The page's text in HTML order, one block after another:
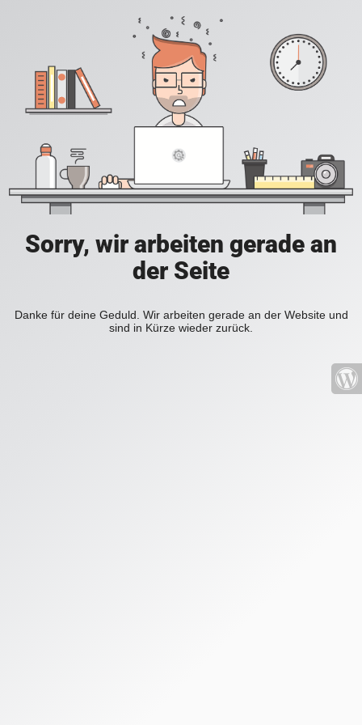
Sorry, wir arbeiten gerade an
der Seite
Danke für deine Geduld. Wir arbeiten gerade an der Website und
sind in Kürze wieder zurück.